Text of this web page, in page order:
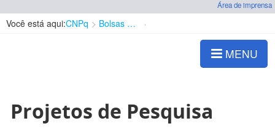
Área de imprensa
Você está aqui:CNPq Bolsas e Auxílios Vigentes
MENU
Projetos de Pesquisa